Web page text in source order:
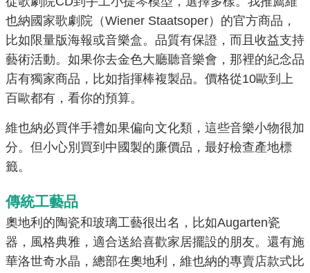
也納國家歌劇院（Wiener Staatsoper）的官方商品，
比如限量版海報或音樂盒。品質有保證，而且收益支持
藝術活動。如果你去金色大廳聽音樂會，那裡的紀念品
店有獨家商品，比如指揮棒複製品。價格從10歐到上
百歐都有，看你的預算。
維也納必買伴手禮如果偏向文化類，這些音樂小物很加
分。但小心別買到中國製的廉價品，最好檢查產地標
籤。
傳統工藝品
奧地利的陶瓷和玻璃工藝很出名，比如Augarten瓷
器，風格典雅，適合送給喜歡家居擺設的朋友。還有施
華洛世奇水晶，總部在奧地利，維也納的專賣店款式比